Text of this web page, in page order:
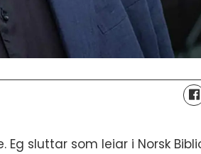
sluttar som leiar i Norsk